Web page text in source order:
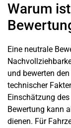
Warum
Eine neutrale
und bewerten
technischer
Einschätzung
Bewertung kann
dienen. Für